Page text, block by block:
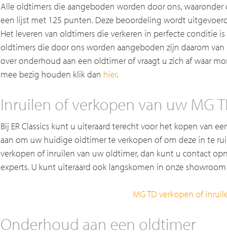
Alle oldtimers die aangeboden worden door ons, waaronder
een lijst met 125 punten. Deze beoordeling wordt
Het leveren van oldtimers die verkeren in perfecte conditie is
oldtimers die door ons worden aangeboden zijn daarom
over onderhoud aan een oldtimer of vraagt u zich af waar
mee bezig houden klik dan hier.
Inruilen of verkopen van uw MG
Bij ER Classics kunt u uiteraard terecht voor het kopen van
aan om uw huidige oldtimer te verkopen of om deze in te
verkopen of inruilen van uw oldtimer, dan kunt u contact
experts. U kunt uiteraard ook langskomen in onze
MG TD verkopen of
Onderhoud aan een oldtimer